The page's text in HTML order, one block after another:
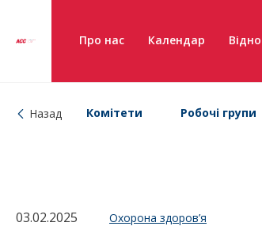
Про нас Календар
Назад Комітети Робочі групи
03.02.2025 Охорона здоров’я